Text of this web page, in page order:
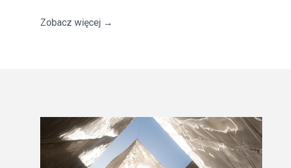
Zobacz więcej →